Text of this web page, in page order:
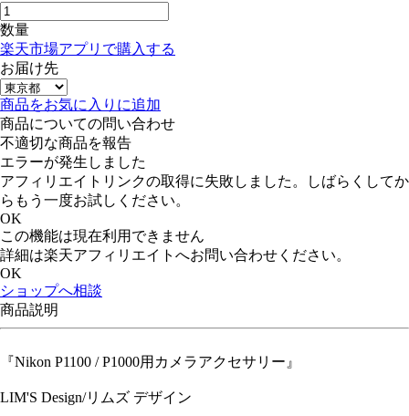
数量
楽天市場アプリで購入する
お届け先
商品をお気に入りに追加
商品についての問い合わせ
不適切な商品を報告
エラーが発生しました
アフィリエイトリンクの取得に失敗しました。しばらくしてか
らもう一度お試しください。
OK
この機能は現在利用できません
詳細は楽天アフィリエイトへお問い合わせください。
OK
ショップへ相談
商品説明
『Nikon P1100 / P1000用カメラアクセサリー』
LIM'S Design/リムズ デザイン